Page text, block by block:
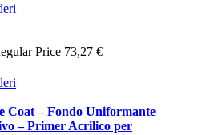
Price 73,27 €
Coat – Fondo Uniformante
– Primer Acrilico per